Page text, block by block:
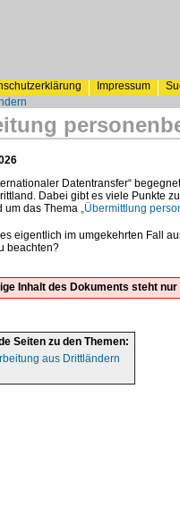
Impressum
Datentransfer“
Dabei gibt es viele Punkte
um das Thema „Übermittlung
eigentlich im umgekehrten Fall
beachten?
Inhalt des Dokuments steht
Seiten zu den Themen:
aus Drittländern